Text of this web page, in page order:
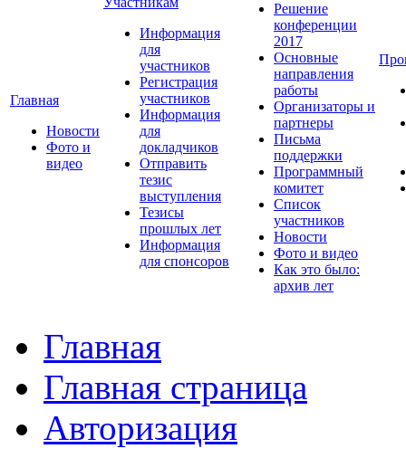
Главная
Новости
Фото и
видео
Информация
для
участников
Регистрация
участников
Информация
для
докладчиков
Отправить
тезис
выступления
Тезисы
прошлых лет
Информация
для спонсоров
Решение
конференции
2017
Основные
направления
работы
Организаторы и
партнеры
Письма
поддержки
Программный
комитет
Список
участников
Новости
Фото и видео
Как это было:
архив лет
Главная
Главная страница
Авторизация